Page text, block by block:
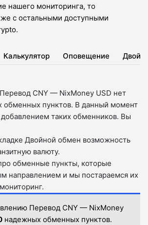
нашего мониторинга, то
с остальными доступными
Калькулятор Оповещение
CNY — NixMoney USD нет
обменных пунктов. В данный момент
таких обменников. Вы
Двойной обмен возможность
валюту.
обменные пункты, которые
направлением и мы постараемся их
Перевод CNY — NixMoney
надежных обменных пунктов.